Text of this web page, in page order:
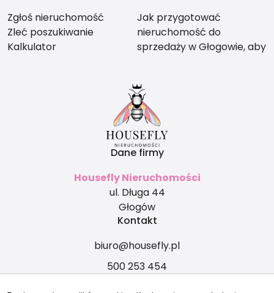
Zgłoś nieruchomość
Zleć poszukiwanie
Kalkulator
Jak przygotować
nieruchomość do
sprzedaży w Głogowie, aby
Dane firmy
Housefly Nieruchomości
ul. Długa 44
Głogów
Kontakt
biuro@housefly.pl
500 253 454